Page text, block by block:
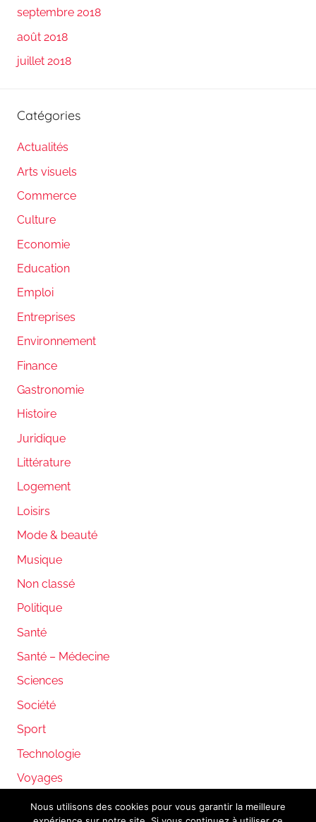
septembre 2018
août 2018
juillet 2018
Catégories
Actualités
Arts visuels
Commerce
Culture
Economie
Education
Emploi
Entreprises
Environnement
Finance
Gastronomie
Histoire
Juridique
Littérature
Logement
Loisirs
Mode & beauté
Musique
Non classé
Politique
Santé
Santé – Médecine
Sciences
Société
Sport
Technologie
Voyages
Nous utilisons des cookies pour vous garantir la meilleure